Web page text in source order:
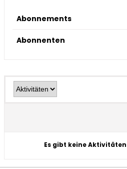
Abonnements
Abonnenten
Es gibt keine